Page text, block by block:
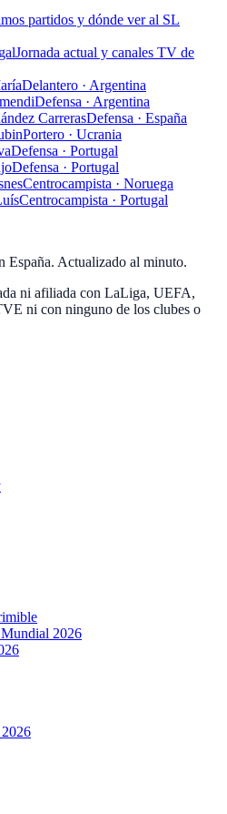
partidos y dónde ver al SL
Jornada actual y canales TV de
Delantero · Argentina
Defensa · Argentina
CarrerasDefensa · España
Portero · Ucrania
Defensa · Portugal
Defensa · Portugal
Centrocampista · Noruega
Centrocampista · Portugal
España. Actualizado al minuto.
ni afiliada con LaLiga, UEFA,
ni con ninguno de los clubes o
Mundial 2026